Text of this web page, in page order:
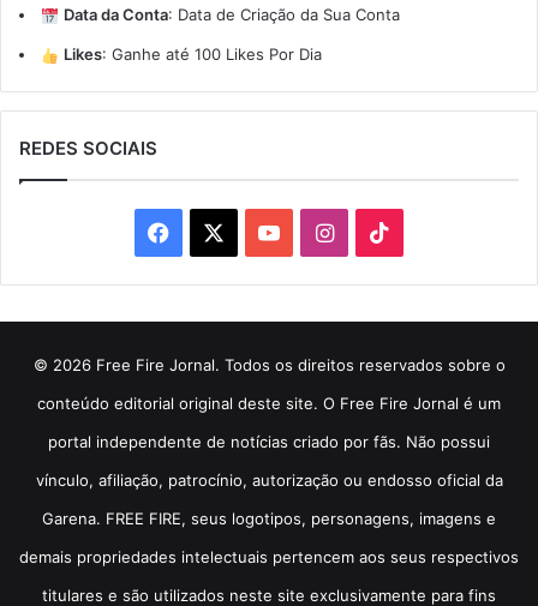
Data da Conta: Data de Criação da Sua Conta
Likes: Ganhe até 100 Likes Por Dia
REDES SOCIAIS
Facebook YouTubeInstagram
© 2026 Free Fire Jornal. Todos os direitos reservados sobre o
conteúdo editorial original deste site. O Free Fire Jornal é um
portal independente de notícias criado por fãs. Não possui
vínculo, afiliação, patrocínio, autorização ou endosso oficial da
Garena. FREE FIRE, seus logotipos, personagens, imagens e
demais propriedades intelectuais pertencem aos seus respectivos
titulares e são utilizados neste site exclusivamente para fins